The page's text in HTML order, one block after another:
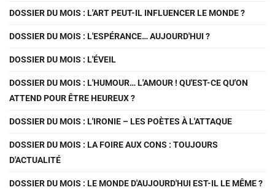
DOSSIER DU MOIS : L'ART PEUT-IL INFLUENCER LE MONDE ?
DOSSIER DU MOIS : L'ESPÉRANCE… AUJOURD'HUI ?
DOSSIER DU MOIS : L'ÉVEIL
DOSSIER DU MOIS : L'HUMOUR… L'AMOUR ! QU'EST-CE QU'ON
ATTEND POUR ÊTRE HEUREUX ?
DOSSIER DU MOIS : L'IRONIE – LES POÈTES À L'ATTAQUE
DOSSIER DU MOIS : LA FOIRE AUX CONS : TOUJOURS
D'ACTUALITÉ
DOSSIER DU MOIS : LE MONDE D'AUJOURD'HUI EST-IL LE MÊME ?